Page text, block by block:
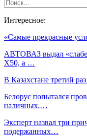
Интересное:
«Самые прекрасные
АВТОВАЗ выдал
Х50, а …
В Казахстане третий
Белорус попытался
наличных.…
Эксперт назвал три
подержанных…